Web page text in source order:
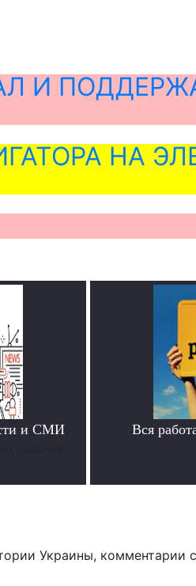
И
НА
и СМИ Вся
Украины, комментарии